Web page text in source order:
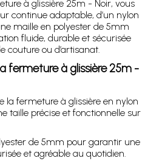
à glissière 25m - Noir, vous
continue adaptable, d’un nylon
maille en polyester de 5mm
fluide, durable et sécurisée
couture ou d’artisanat.
fermeture à glissière 25m -
la fermeture à glissière en nylon
taille précise et fonctionnelle sur
de 5mm pour garantir une
et agréable au quotidien.